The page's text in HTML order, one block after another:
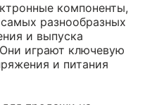
компоненты,
разнообразных
и выпуска
играют ключевую
и питания